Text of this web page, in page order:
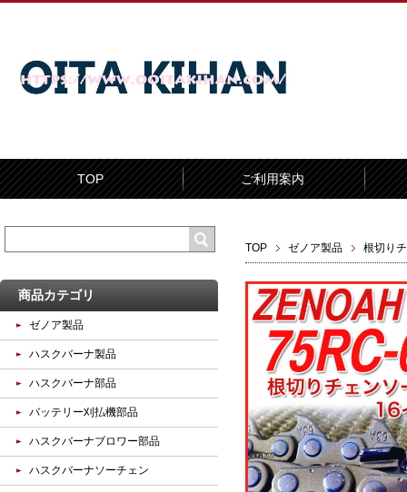
TOP ご利用案内
TOP ゼノア製品 根切り
商品カテゴリ
ゼノア製品
ハスクバーナ製品
ハスクバーナ部品
バッテリー刈払機部品
ハスクバーナブロワー部品
ハスクバーナソーチェン